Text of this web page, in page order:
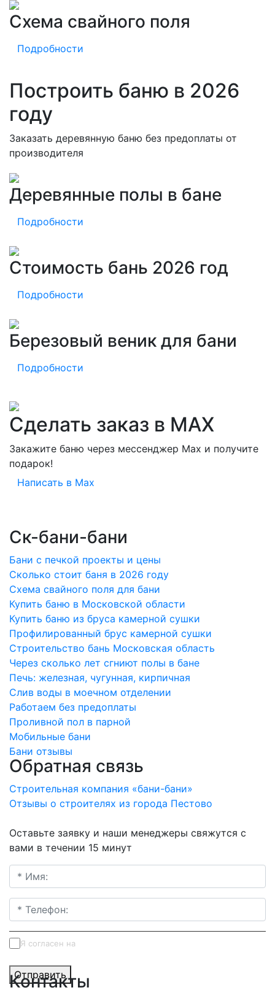
Схема свайного поля
Подробности
Построить баню в 2026
году
Заказать деревянную баню без предоплаты от
производителя
Деревянные полы в бане
Подробности
Стоимость бань 2026 год
Подробности
Березовый веник для бани
Подробности
Сделать заказ в MAX
Закажите баню через мессенджер Max и получите
подарок!
Написать в Max
Ск-бани-бани
Бани с печкой проекты и цены
Сколько стоит баня в 2026 году
Схема свайного поля для бани
Купить баню в Московской области
Купить баню из бруса камерной сушки
Профилированный брус камерной сушки
Строительство бань Московская область
Через сколько лет сгниют полы в бане
Печь: железная, чугунная, кирпичная
Слив воды в моечном отделении
Работаем без предоплаты
Проливной пол в парной
Мобильные бани
Бани отзывы
Обратная связь
Строительная компания «бани-бани»
Отзывы о строителях из города Пестово
Оставьте заявку и наши менеджеры свяжутся с
вами в течении 15 минут
Я согласен на
Отправить
Контакты